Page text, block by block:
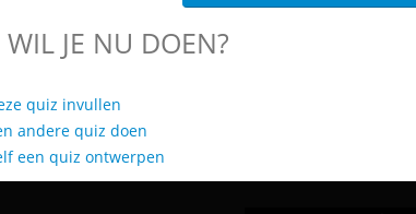
JE NU DOEN?
quiz invullen
andere quiz doen
een quiz ontwerpen